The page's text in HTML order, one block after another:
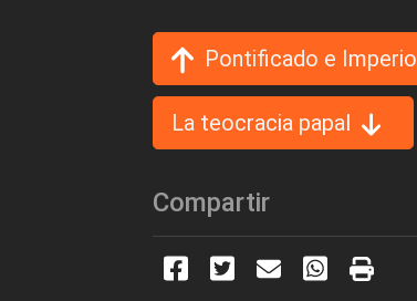
Pontificado e Imperio
La teocracia papal
Compartir